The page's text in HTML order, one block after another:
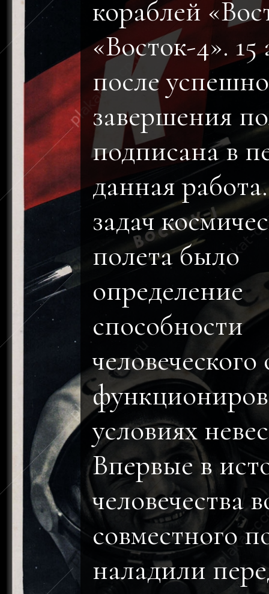
кораблей
«Восток-4». 15
после
завершения
подписана в
данная
задач
полета было
определение
способности
условиях
Впервые в
человечества
совместного
наладили